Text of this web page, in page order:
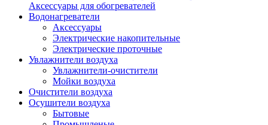
Аксессуары для обогревателей
Водонагреватели
Аксессуары
Электрические накопительные
Электрические проточные
Увлажнители воздуха
Увлажнители-очистители
Мойки воздуха
Очистители воздуха
Осушители воздуха
Бытовые